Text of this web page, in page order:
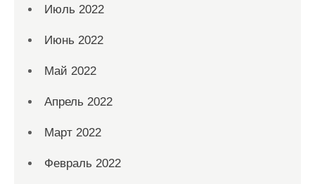
Июль 2022
Июнь 2022
Май 2022
Апрель 2022
Март 2022
Февраль 2022